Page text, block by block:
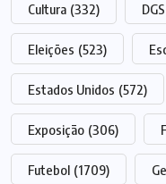
Cultura (332) DGS
Eleições (523)
Estados Unidos (572)
Exposição (306)
Futebol (1709)